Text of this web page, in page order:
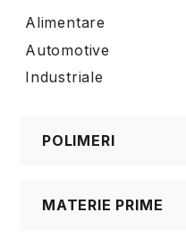
Alimentare
Automotive
Industriale
POLIMERI
MATERIE PRIME